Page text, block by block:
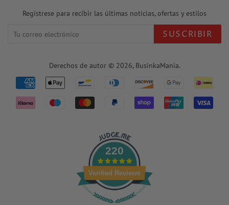
Regístrese para recibir las últimas noticias, ofertas y estilos
SUSCRIBIR
Derechos de autor © 2026, BusinkaMania.
Iconos
de
220
Verified Reviews